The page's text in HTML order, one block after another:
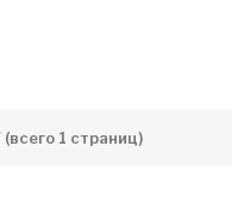
1 страниц)